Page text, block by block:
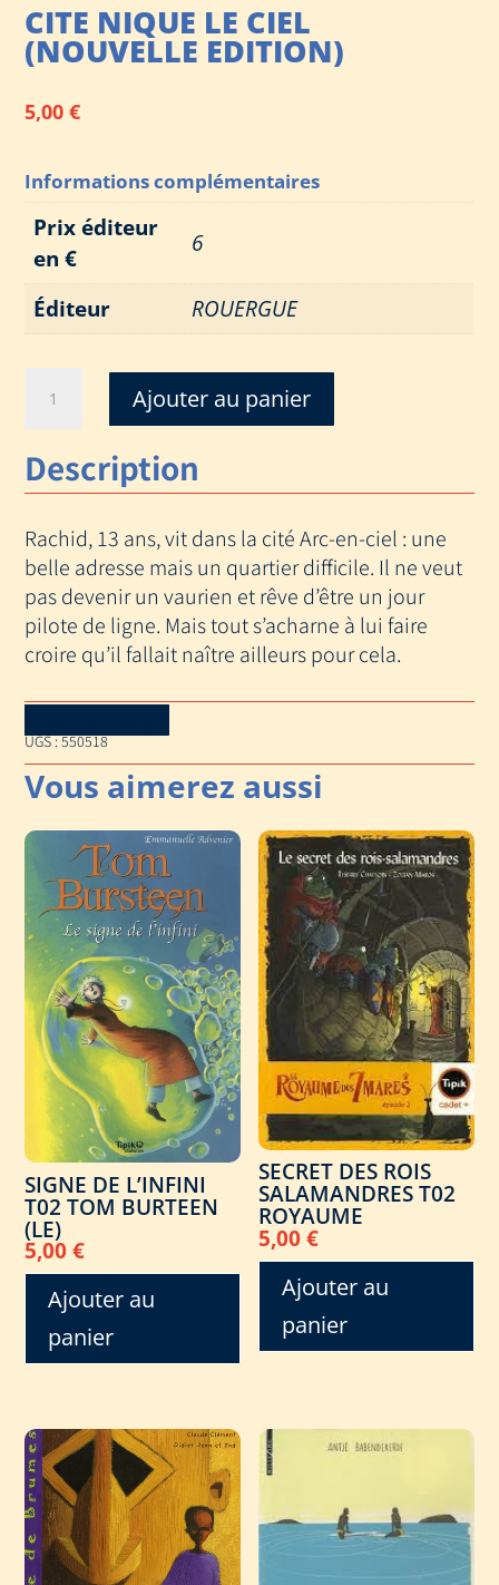
CITE NIQUE LE CIEL
(NOUVELLE EDITION)
5,00€
Informations complémentaires
Prix éditeur
en €
6
Éditeur ROUERGUE
CITE
NIQUE
LE
(NOUVELLE
EDITION)
Ajouter au panier
Description
Rachid, 13 ans, vit dans la cité Arc-en-ciel : une
belle adresse mais un quartier difficile. Il ne veut
pas devenir un vaurien et rêve d’être un jour
pilote de ligne. Mais tout s’acharne à lui faire
croire qu’il fallait naître ailleurs pour cela.
UGS :550518
SIGNE DE L’INFINI
T02 TOM BURTEEN
(LE)
5,00€
Ajouter au
panier
SECRET DES ROIS
SALAMANDRES T02
ROYAUME
5,00€
Ajouter au
panier